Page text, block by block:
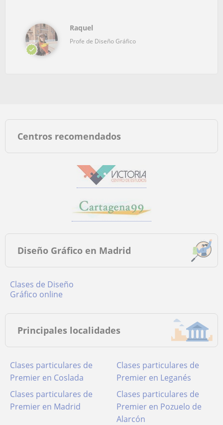
Raquel
Profe de Diseño Gráfico
Centros recomendados
Diseño Gráfico en Madrid
Clases de Diseño
Gráfico online
Principales localidades
Clases particulares de
Premier en Coslada
Clases particulares de
Premier en Leganés
Clases particulares de
Premier en Madrid
Clases particulares de
Premier en Pozuelo de
Alarcón